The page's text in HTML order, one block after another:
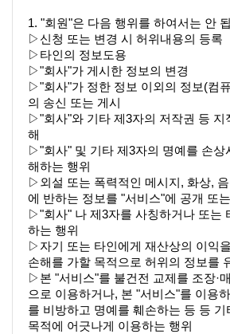
1. "회원"은 다음 행위를 하여서는 안
▷신청 또는 변경 시 허위내용의 등록
▷타인의 정보도용
▷"회사"가 게시한 정보의 변경
▷"회사"가 정한 정보 이외의 정보(컴
의 송신 또는 게시
▷"회사"와 기타 제3자의 저작권 등 지
해
▷"회사" 및 기타 제3자의 명예를 손상
해하는 행위
▷외설 또는 폭력적인 메시지, 화상,
에 반하는 정보를 "서비스"에 공개 또
▷"회사" 나 제3자를 사칭하거나 또는
하는 행위
▷자기 또는 타인에게 재산상의 이익
손해를 가할 목적으로 허위의 정보를
▷본 "서비스"를 불건전 교제를 조장·
으로 이용하거나, 본 "서비스"를 이용
를 비방하고 명예를 훼손하는 등 등 기
목적에 어긋나게 이용하는 행위